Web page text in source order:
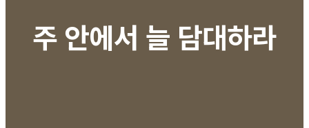
주 안에서 늘 담대하라